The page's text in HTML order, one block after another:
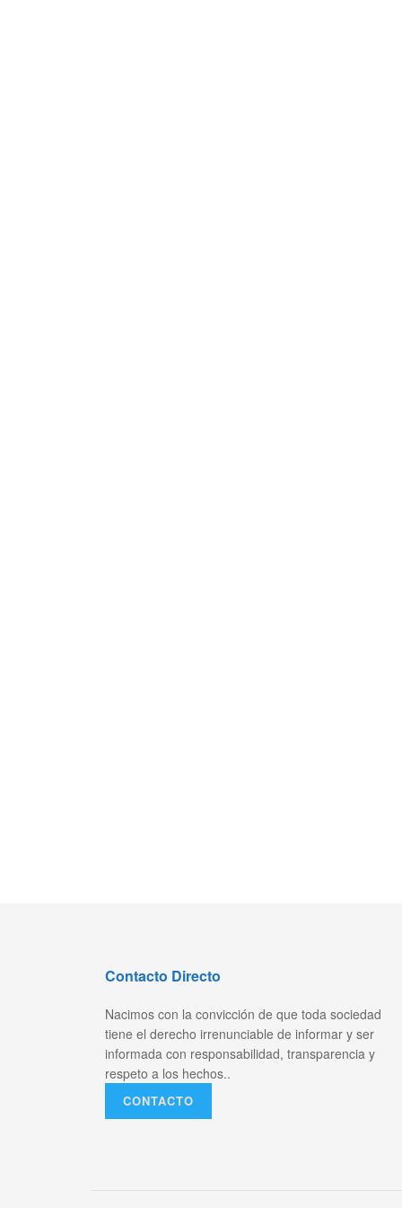
Contacto Directo
Nacimos con la convicción de que toda sociedad
tiene el derecho irrenunciable de informar y ser
informada con responsabilidad, transparencia y
respeto a los hechos..
CONTACTO